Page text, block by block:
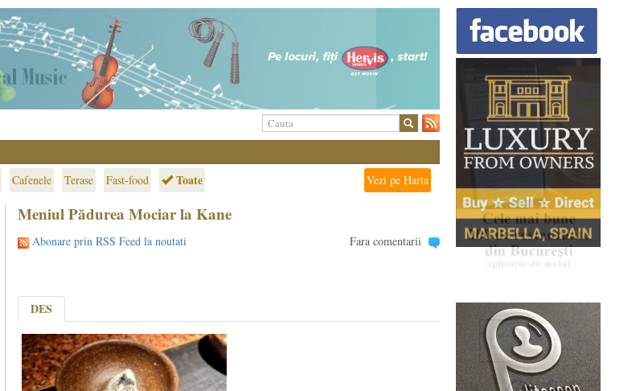
Cafenele Terase Fast-food Toate Vezi pe Harta
Meniul Pădurea Mociar la Kane
Abonare prin RSS Feed la noutati Fara comentarii
DES